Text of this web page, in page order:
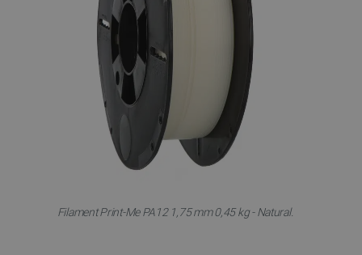
Filament Print-Me PA12 1,75 mm 0,45 kg - Natural.